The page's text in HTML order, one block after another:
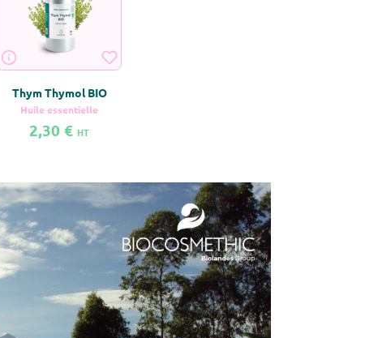
Thym Thymol BIO
Huile essentielle
2,30 € HT